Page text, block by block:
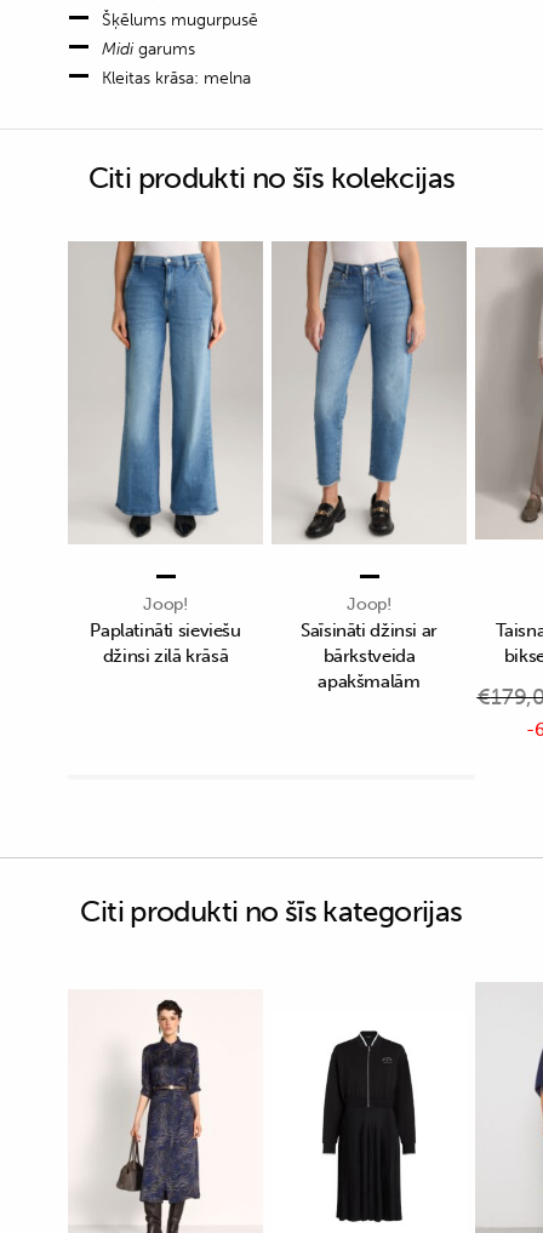
Šķēlums mugurpusē
Midigarums
Kleitas krāsa: melna
Citi produkti no šīs kolekcijas
Joop!
Paplatināti sieviešu
džinsi zilā krāsā
Joop!
Saīsināti džinsi ar
bārkstveida
apakšmalām
€
-
Citi produkti no šīs kategorijas